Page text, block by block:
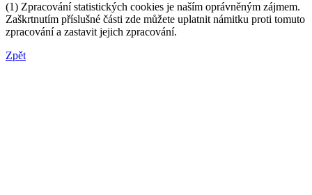
(1) Zpracování statistických cookies je naším oprávněným zájmem.
Zaškrtnutím příslušné části zde můžete uplatnit námitku proti tomuto
zpracování a zastavit jejich zpracování.
Zpět